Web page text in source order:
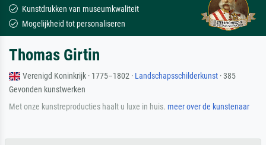
Kunstdrukken van museumkwaliteit
Mogelijkheid tot personaliseren
Thomas Girtin
Verenigd Koninkrijk · 1775–1802 · Landschapsschilderkunst · 385
Gevonden kunstwerken
Met onze kunstreproducties haalt u luxe in huis. meer over de kunstenaar